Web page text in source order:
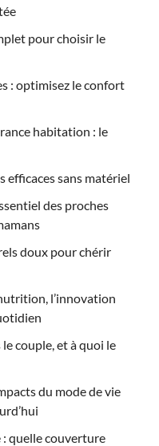
pour choisir le
: optimisez le confort
habitation : le
efficaces sans matériel
des proches
doux pour chérir
l’innovation
couple, et à quoi le
du mode de vie
: quelle couverture